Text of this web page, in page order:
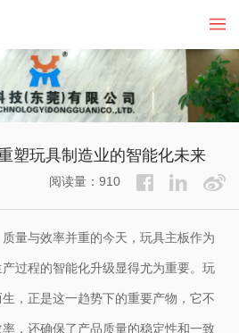
塑玩具制造业的智能化未来
阅读量：910
量与效率并重的今天，玩具主板作为
过程的智能化升级显得尤为重要。玩
，正是这一趋势下的重要产物，它不
，还确保了产品质量的稳定性和一致